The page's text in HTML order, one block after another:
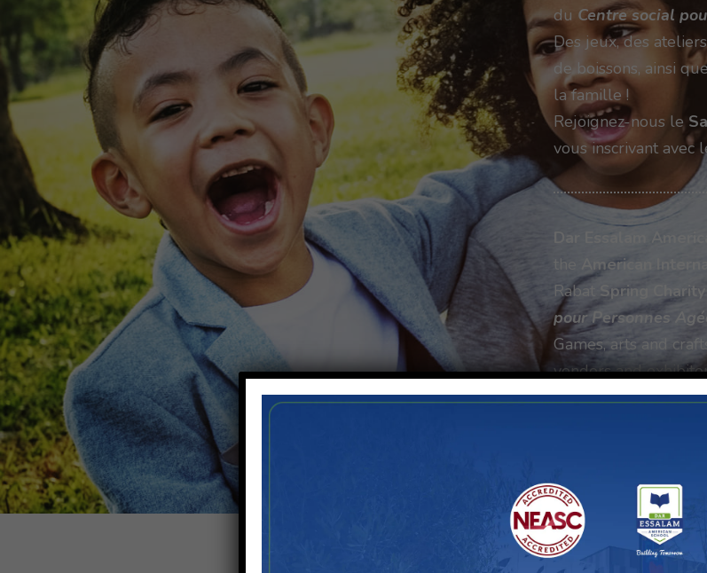
du Centre social
Des jeux, des
de boissons, ainsi
la famille !
Rejoignez-nous le
vous inscrivant avec
Dar Essalam
the
American
Rabat Spring
pour Personnes
Games, arts and
vendors and
Fill the form now to